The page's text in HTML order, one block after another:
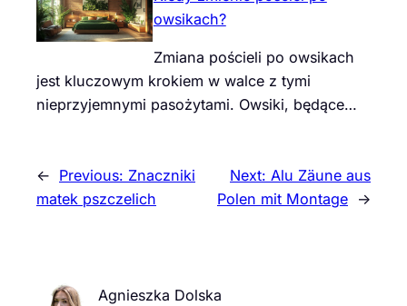
owsikach?
Zmiana pościeli po owsikach
jest kluczowym krokiem w walce z tymi
nieprzyjemnymi pasożytami. Owsiki, będące…
← Previous: Znaczniki
matek pszczelich
Next: Alu Zäune aus
Polen mit Montage →
Agnieszka Dolska